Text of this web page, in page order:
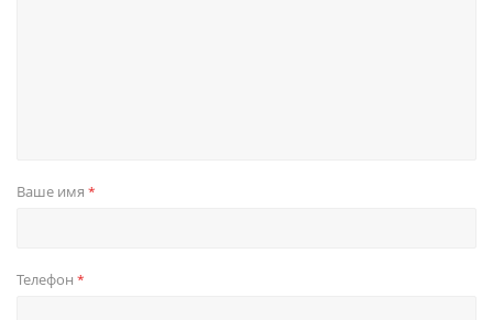
Ваше имя *
Телефон *